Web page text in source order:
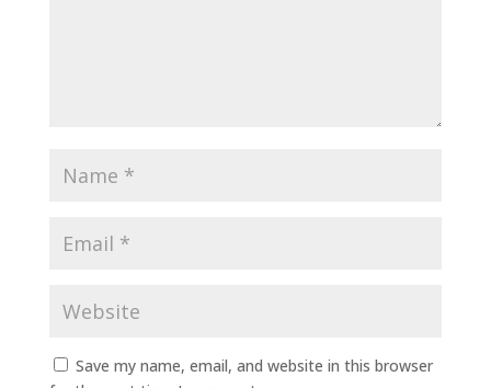
Save my name, email, and website in this browser